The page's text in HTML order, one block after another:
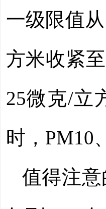
一级限值
方米收紧
25微克/立
时，PM10
值得注